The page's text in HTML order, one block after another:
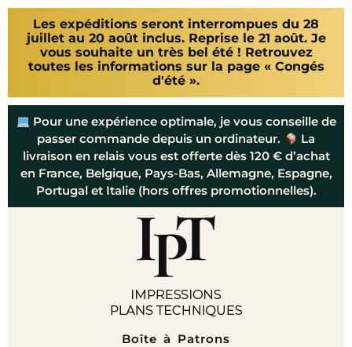
Les expéditions seront interrompues du 28
juillet au 20 août inclus. Reprise le 21 août. Je
vous souhaite un très bel été ! Retrouvez
toutes les informations sur la page « Congés
d'été ».
Pour une expérience optimale, je vous conseille de
passer commande depuis un ordinateur.
La
livraison en relais vous est offerte dès 120 € d’achat
en France, Belgique, Pays-Bas, Allemagne, Espagne,
Portugal et Italie (hors offres promotionnelles).
Boîte à Patrons